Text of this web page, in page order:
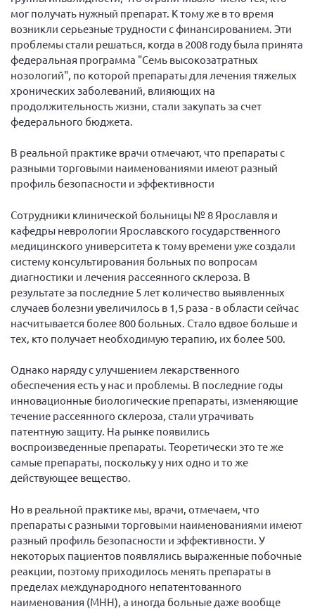
Методическая литература для НКО
Публичные отчеты
Исследования, аналитика, мнения
Всероссийская онлайн конференция
"Рассеянный склероз. XX лет работы
ОООИБРС" (25-29.08.2020)
"Рассеянный склероз: новые реалии" (26-
29.05.2022)
Общероссийская РС
Алтайский край
Архангельская область
Брянская область
Владимирская область
Воронежская область
Ивановская область
Калининградская область
Кемеровская область
Кировская область
Краснодарский край
Красноярский край
Липецкая область
Ленинградская область
г. Москва
Московская область
мог получать нужный препарат. К тому же в то время
возникли серьезные трудности с финансированием. Эти
проблемы стали решаться, когда в 2008 году была принята
федеральная программа "Семь высокозатратных
нозологий", по которой препараты для лечения тяжелых
хронических заболеваний, влияющих на
продолжительность жизни, стали закупать за счет
федерального бюджета.
В реальной практике врачи отмечают, что препараты с
разными торговыми наименованиями имеют разный
профиль безопасности и эффективности
Сотрудники клинической больницы № 8 Ярославля и
кафедры неврологии Ярославского государственного
медицинского университета к тому времени уже создали
систему консультирования больных по вопросам
диагностики и лечения рассеянного склероза. В
результате за последние 5 лет количество выявленных
случаев болезни увеличилось в 1,5 раза - в области сейчас
насчитывается более 800 больных. Стало вдвое больше и
тех, кто получает необходимую терапию, их более 500.
Однако наряду с улучшением лекарственного
обеспечения есть у нас и проблемы. В последние годы
инновационные биологические препараты, изменяющие
течение рассеянного склероза, стали утрачивать
патентную защиту. На рынке появились
воспроизведенные препараты. Теоретически это те же
самые препараты, поскольку у них одно и то же
действующее вещество.
Но в реальной практике мы, врачи, отмечаем, что
препараты с разными торговыми наименованиями имеют
разный профиль безопасности и эффективности. У
некоторых пациентов появлялись выраженные побочные
реакции, поэтому приходилось менять препараты в
пределах международного непатентованного
наименования (МНН), а иногда больные даже вообще